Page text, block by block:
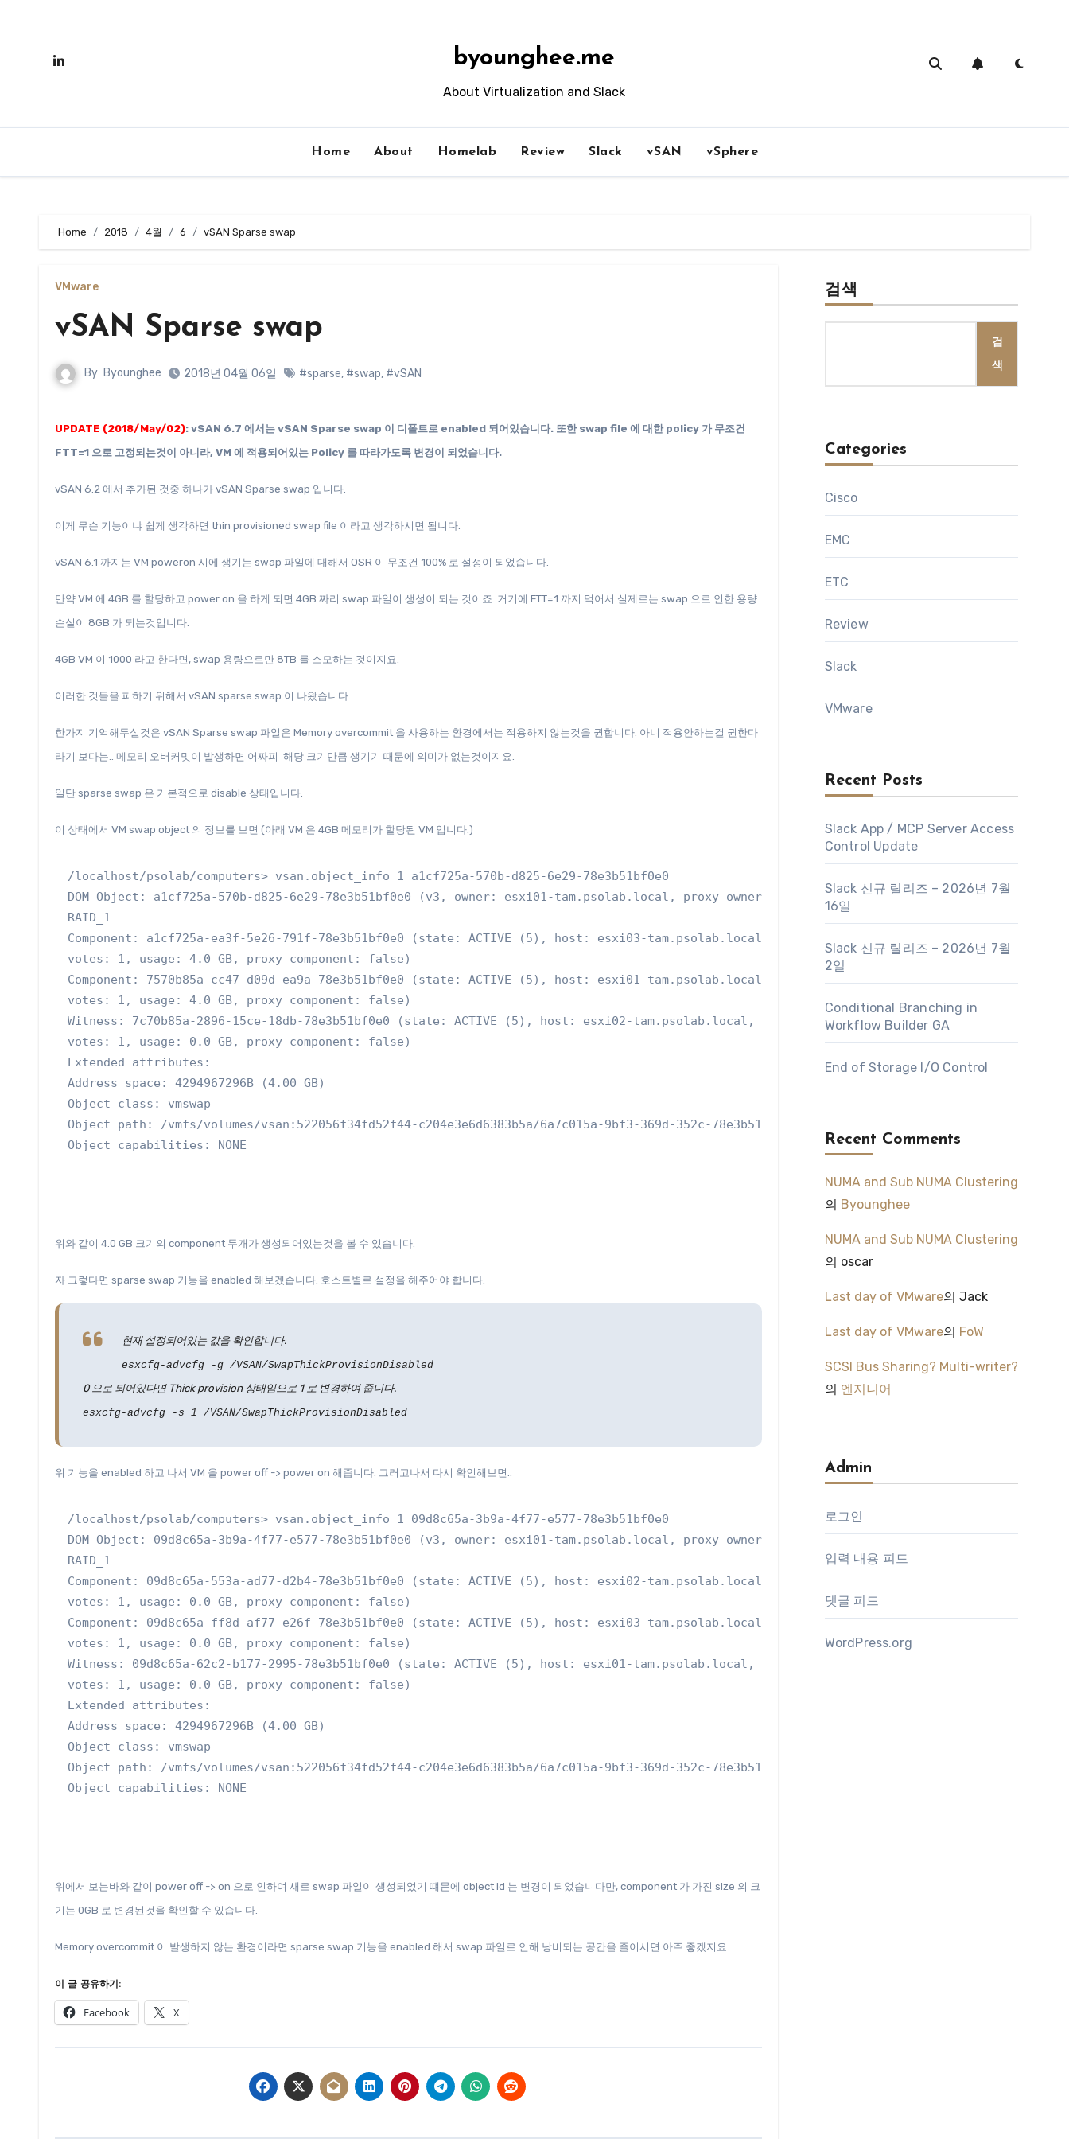
byounghee.me
About Virtualization and Slack
Home About Homelab Review Slack vSAN vSphere
Home 2018 4월 6 vSAN Sparse swap
VMware
vSAN Sparse swap
By Byounghee 2018년 04월 06일 #sparse, #swap, #vSAN
UPDATE (2018/May/02): vSAN 6.7 에서는 vSAN Sparse swap 이 디폴트로 enabled 되어있습니다. 또한 swap file 에 대한 policy 가 무조건
FTT=1 으로 고정되는것이 아니라, VM 에 적용되어있는 Policy 를 따라가도록 변경이 되었습니다.
vSAN 6.2 에서 추가된 것중 하나가 vSAN Sparse swap 입니다.
이게 무슨 기능이냐 쉽게 생각하면 thin provisioned swap file 이라고 생각하시면 됩니다.
vSAN 6.1 까지는 VM poweron 시에 생기는 swap 파일에 대해서 OSR 이 무조건 100% 로 설정이 되었습니다.
만약 VM 에 4GB 를 할당하고 power on 을 하게 되면 4GB 짜리 swap 파일이 생성이 되는 것이죠. 거기에 FTT=1 까지 먹어서 실제로는 swap 으로 인한 용량
손실이 8GB 가 되는것입니다.
4GB VM 이 1000 라고 한다면, swap 용량으로만 8TB 를 소모하는 것이지요.
이러한 것들을 피하기 위해서 vSAN sparse swap 이 나왔습니다.
한가지 기억해두실것은 vSAN Sparse swap 파일은 Memory overcommit 을 사용하는 환경에서는 적용하지 않는것을 권합니다. 아니 적용안하는걸 권한다
라기 보다는.. 메모리 오버커밋이 발생하면 어짜피 해당 크기만큼 생기기 때문에 의미가 없는것이지요.
일단 sparse swap 은 기본적으로 disable 상태입니다.
이 상태에서 VM swap object 의 정보를 보면 (아래 VM 은 4GB 메모리가 할당된 VM 입니다.)
/localhost/psolab/computers> vsan.object_info 1 a1cf725a-570b-d825-6e29-78e3b51bf0e0
DOM Object: a1cf725a-570b-d825-6e29-78e3b51bf0e0 (v3, owner: esxi01-tam.psolab.local, proxy owner: None, policy: hostFailuresToTolerate
RAID_1
Component: a1cf725a-ea3f-5e26-791f-78e3b51bf0e0 (state: ACTIVE (5), host: esxi03-tam.psolab.local, md: naa.600508b1001cc1c3716dc07ea25533bf,
votes: 1, usage: 4.0 GB, proxy component: false)
Component: 7570b85a-cc47-d09d-ea9a-78e3b51bf0e0 (state: ACTIVE (5), host: esxi01-tam.psolab.local, md: naa.600508b1001cd1f30a63f55a3210d204,
votes: 1, usage: 4.0 GB, proxy component: false)
Witness: 7c70b85a-2896-15ce-18db-78e3b51bf0e0 (state: ACTIVE (5), host: esxi02-tam.psolab.local, md: naa.600508b1001c58626c34074d3ebc3699,
votes: 1, usage: 0.0 GB, proxy component: false)
Extended attributes:
Address space: 4294967296B (4.00 GB)
Object class: vmswap
Object path: /vmfs/volumes/vsan:522056f34fd52f44-c204e3e6d6383b5a/6a7c015a-9bf3-369d-352c-78e3b51ba054/MGMT_win2012-2384e4c1.vswp
Object capabilities: NONE
위와 같이 4.0 GB 크기의 component 두개가 생성되어있는것을 볼 수 있습니다.
자 그렇다면 sparse swap 기능을 enabled 해보겠습니다. 호스트별로 설정을 해주어야 합니다.
현재 설정되어있는 값을 확인합니다.
esxcfg-advcfg -g /VSAN/SwapThickProvisionDisabled
0 으로 되어있다면 Thick provision 상태임으로 1 로 변경하여 줍니다.
esxcfg-advcfg -s 1 /VSAN/SwapThickProvisionDisabled
위 기능을 enabled 하고 나서 VM 을 power off -> power on 해줍니다. 그러고나서 다시 확인해보면..
/localhost/psolab/computers> vsan.object_info 1 09d8c65a-3b9a-4f77-e577-78e3b51bf0e0
DOM Object: 09d8c65a-3b9a-4f77-e577-78e3b51bf0e0 (v3, owner: esxi01-tam.psolab.local, proxy owner: None, policy: hostFailuresToTolerate
RAID_1
Component: 09d8c65a-553a-ad77-d2b4-78e3b51bf0e0 (state: ACTIVE (5), host: esxi02-tam.psolab.local, md:
votes: 1, usage: 0.0 GB, proxy component: false)
Component: 09d8c65a-ff8d-af77-e26f-78e3b51bf0e0 (state: ACTIVE (5), host: esxi03-tam.psolab.local, md: naa.600508b1001cc1c3716dc07ea25533bf,
votes: 1, usage: 0.0 GB, proxy component: false)
Witness: 09d8c65a-62c2-b177-2995-78e3b51bf0e0 (state: ACTIVE (5), host: esxi01-tam.psolab.local, md: naa.600508b1001ce6636fdc3bd8a6724666,
votes: 1, usage: 0.0 GB, proxy component: false)
Extended attributes:
Address space: 4294967296B (4.00 GB)
Object class: vmswap
Object path: /vmfs/volumes/vsan:522056f34fd52f44-c204e3e6d6383b5a/6a7c015a-9bf3-369d-352c-78e3b51ba054/MGMT_win2012-2384e4c1.vswp
Object capabilities: NONE
위에서 보는바와 같이 power off -> on 으로 인하여 새로 swap 파일이 생성되었기 떄문에 object id 는 변경이 되었습니다만, component 가 가진 size 의 크
기는 0GB 로 변경된것을 확인할 수 있습니다.
Memory overcommit 이 발생하지 않는 환경이라면 sparse swap 기능을 enabled 해서 swap 파일로 인해 낭비되는 공간을 줄이시면 아주 좋겠지요.
이 글 공유하기:
Facebook X
검색
검
색
Categories
Cisco
EMC
ETC
Review
Slack
VMware
Recent Posts
Slack App / MCP Server Access
Control Update
Slack 신규 릴리즈 – 2026년 7월
16일
Slack 신규 릴리즈 – 2026년 7월
2일
Conditional Branching in
Workflow Builder GA
End of Storage I/O Control
Recent Comments
NUMA and Sub NUMA Clustering
의 Byounghee
NUMA and Sub NUMA Clustering
의 oscar
Last day of VMware의 Jack
Last day of VMware의 FoW
SCSI Bus Sharing? Multi-writer?
의 엔지니어
Admin
로그인
입력 내용 피드
댓글 피드
WordPress.org